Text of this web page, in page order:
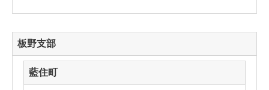
板野支部
藍住町